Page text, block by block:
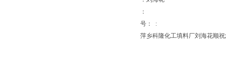
：
号： :
萍乡科隆化工填料厂刘海花顺